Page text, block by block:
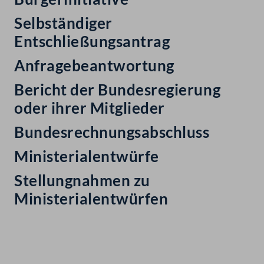
Selbständiger
Entschließungsantrag
Anfragebeantwortung
Bericht der Bundesregierung
oder ihrer Mitglieder
Bundesrechnungsabschluss
Ministerialentwürfe
Stellungnahmen zu
Ministerialentwürfen